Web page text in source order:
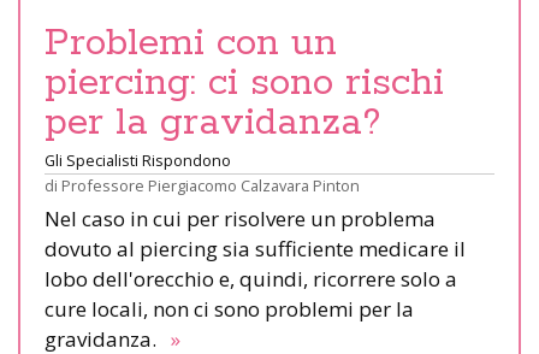
Problemi con un
piercing: ci sono rischi
per la gravidanza?
Gli Specialisti Rispondono
di Professore Piergiacomo Calzavara Pinton
Nel caso in cui per risolvere un problema
dovuto al piercing sia sufficiente medicare il
lobo dell'orecchio e, quindi, ricorrere solo a
cure locali, non ci sono problemi per la
gravidanza. »